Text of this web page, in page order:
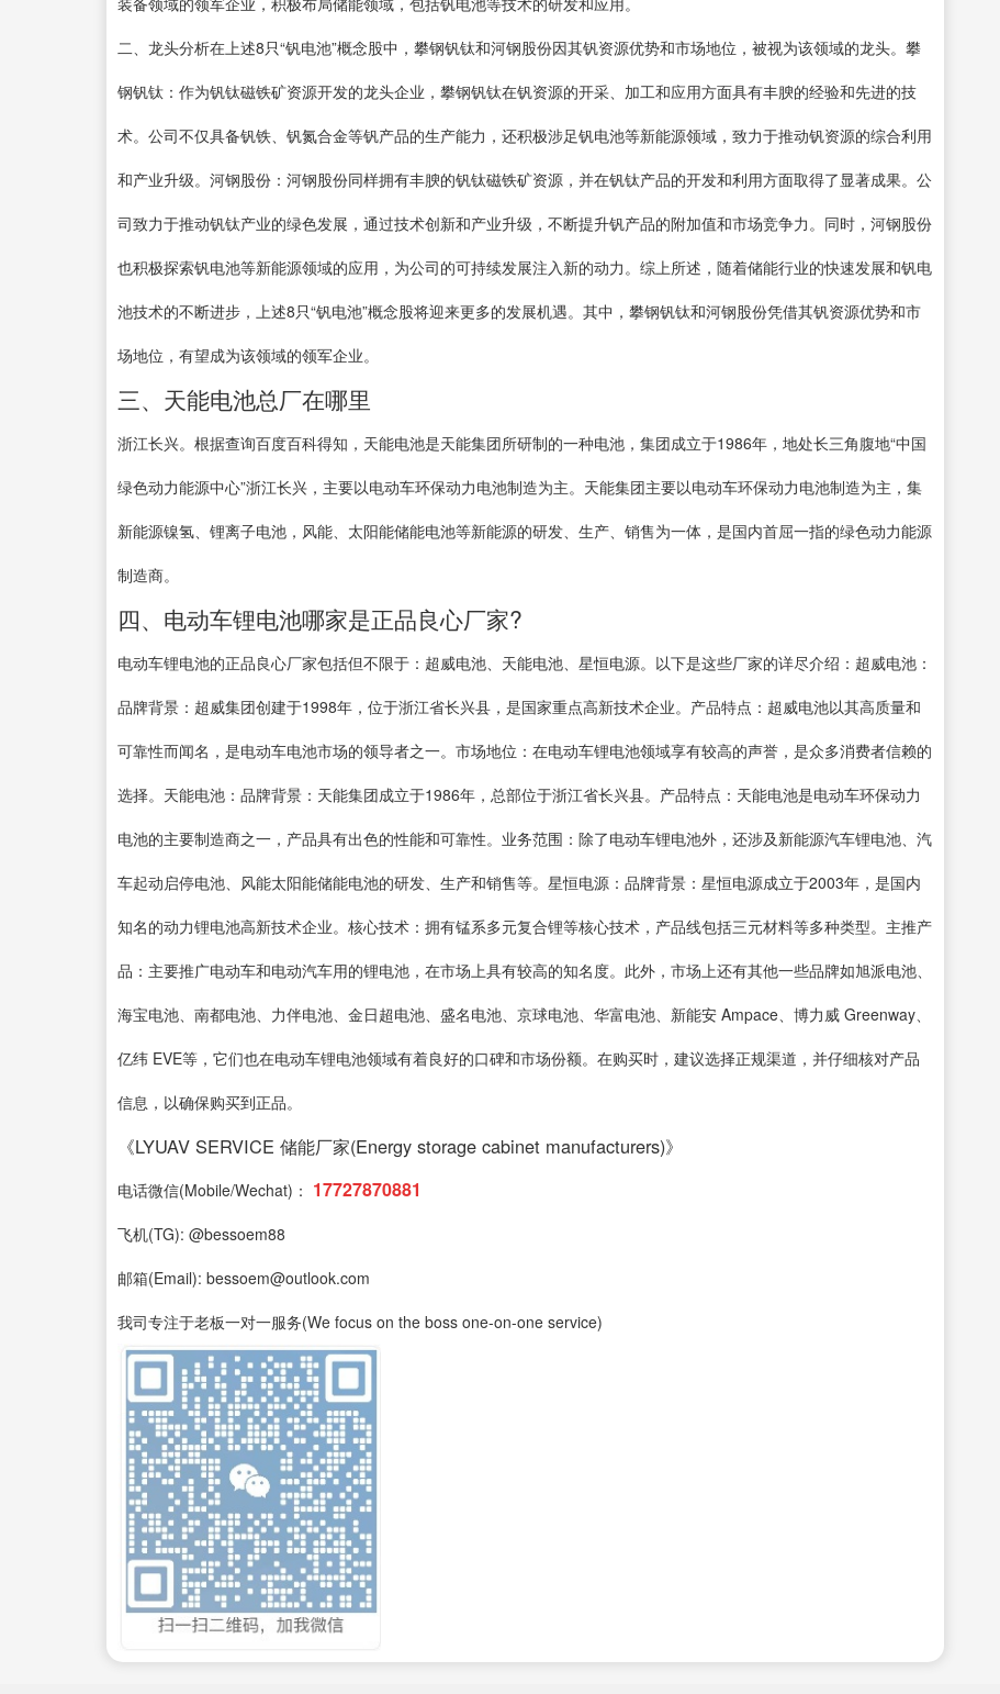
二、龙头分析在上述8只“钒电池”概念股中，攀钢钒钛和河钢股份因其钒资源优势和市场地位，被视为该领域的龙头。攀
钢钒钛：作为钒钛磁铁矿资源开发的龙头企业，攀钢钒钛在钒资源的开采、加工和应用方面具有丰腴的经验和先进的技
术。公司不仅具备钒铁、钒氮合金等钒产品的生产能力，还积极涉足钒电池等新能源领域，致力于推动钒资源的综合利用
和产业升级。河钢股份：河钢股份同样拥有丰腴的钒钛磁铁矿资源，并在钒钛产品的开发和利用方面取得了显著成果。公
司致力于推动钒钛产业的绿色发展，通过技术创新和产业升级，不断提升钒产品的附加值和市场竞争力。同时，河钢股份
也积极探索钒电池等新能源领域的应用，为公司的可持续发展注入新的动力。综上所述，随着储能行业的快速发展和钒电
池技术的不断进步，上述8只“钒电池”概念股将迎来更多的发展机遇。其中，攀钢钒钛和河钢股份凭借其钒资源优势和市
场地位，有望成为该领域的领军企业。
三、天能电池总厂在哪里
浙江长兴。根据查询百度百科得知，天能电池是天能集团所研制的一种电池，集团成立于1986年，地处长三角腹地“中国
绿色动力能源中心”浙江长兴，主要以电动车环保动力电池制造为主。天能集团主要以电动车环保动力电池制造为主，集
新能源镍氢、锂离子电池，风能、太阳能储能电池等新能源的研发、生产、销售为一体，是国内首屈一指的绿色动力能源
制造商。
四、电动车锂电池哪家是正品良心厂家?
电动车锂电池的正品良心厂家包括但不限于：超威电池、天能电池、星恒电源。以下是这些厂家的详尽介绍：超威电池：
品牌背景：超威集团创建于1998年，位于浙江省长兴县，是国家重点高新技术企业。产品特点：超威电池以其高质量和
可靠性而闻名，是电动车电池市场的领导者之一。市场地位：在电动车锂电池领域享有较高的声誉，是众多消费者信赖的
选择。天能电池：品牌背景：天能集团成立于1986年，总部位于浙江省长兴县。产品特点：天能电池是电动车环保动力
电池的主要制造商之一，产品具有出色的性能和可靠性。业务范围：除了电动车锂电池外，还涉及新能源汽车锂电池、汽
车起动启停电池、风能太阳能储能电池的研发、生产和销售等。星恒电源：品牌背景：星恒电源成立于2003年，是国内
知名的动力锂电池高新技术企业。核心技术：拥有锰系多元复合锂等核心技术，产品线包括三元材料等多种类型。主推产
品：主要推广电动车和电动汽车用的锂电池，在市场上具有较高的知名度。此外，市场上还有其他一些品牌如旭派电池、
海宝电池、南都电池、力伴电池、金日超电池、盛名电池、京球电池、华富电池、新能安 Ampace、博力威 Greenway、
亿纬 EVE等，它们也在电动车锂电池领域有着良好的口碑和市场份额。在购买时，建议选择正规渠道，并仔细核对产品
信息，以确保购买到正品。
《LYUAV SERVICE 储能厂家(Energy storage cabinet manufacturers)》
电话微信(Mobile/Wechat)： 17727870881
飞机(TG): @bessoem88
邮箱(Email): bessoem@outlook.com
我司专注于老板一对一服务(We focus on the boss one-on-one service)